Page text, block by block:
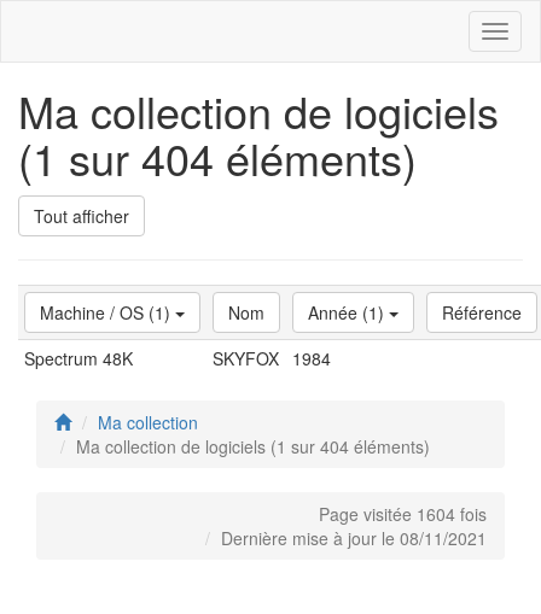
Ma collection de logiciels
(1 sur 404 éléments)
Tout afficher
Machine / OS (1) Nom Année (1)
Référence
Spectrum 48K
SKYFOX 1984
Ma collection
Ma collection de logiciels (1 sur 404 éléments)
Page visitée 1604 fois
Dernière mise à jour le 08/11/2021